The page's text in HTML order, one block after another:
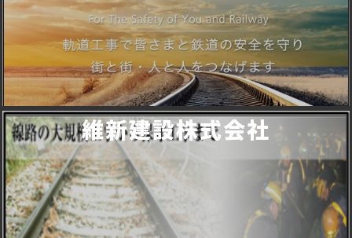
維新建設株式会社